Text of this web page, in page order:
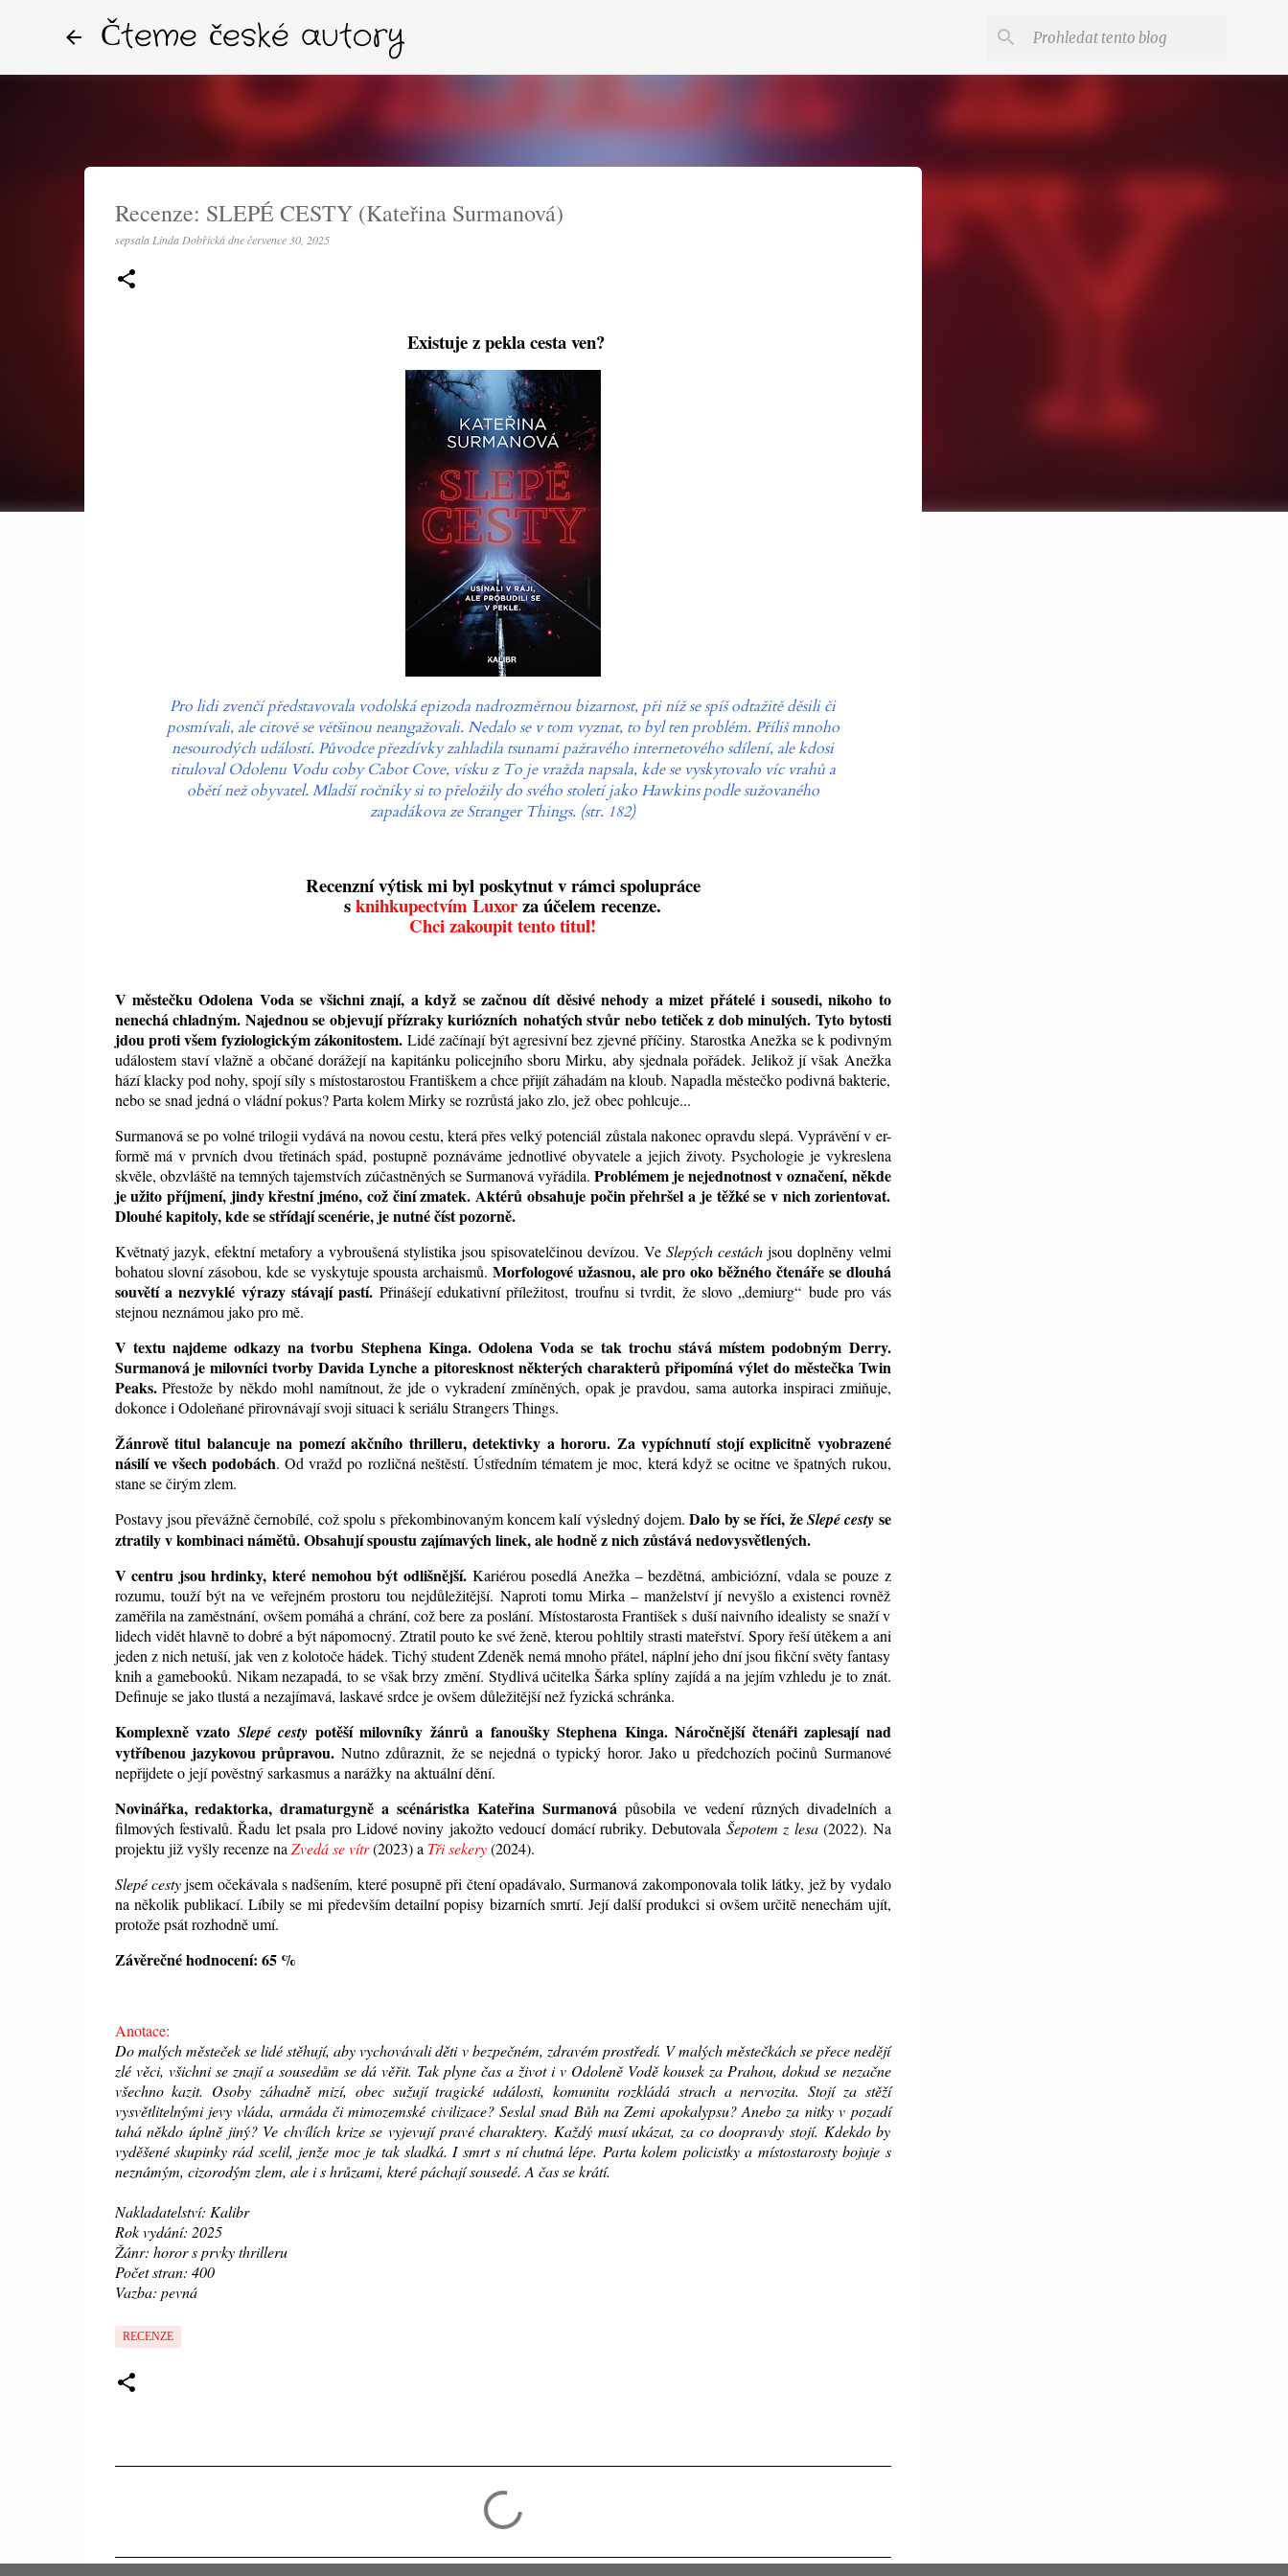
Čteme české autory
Recenze: SLEPÉ CESTY (Kateřina Surmanová)
sepsala Linda Dobřická dnečervence 30, 2025
Existuje z pekla cesta ven?
Pro lidi zvenčí představovala vodolská epizoda nadrozměrnou bizarnost, při níž se spíš odtažitě děsili či
posmívali, ale citově se většinou neangažovali. Nedalo se v tom vyznat, to byl ten problém. Příliš mnoho
nesourodých událostí. Původce přezdívky zahladila tsunami pažravého internetového sdílení, ale kdosi
tituloval Odolenu Vodu coby Cabot Cove, vísku z To je vražda napsala, kde se vyskytovalo víc vrahů a
obětí než obyvatel. Mladší ročníky si to přeložily do svého století jako Hawkins podle sužovaného
zapadákova ze Stranger Things. (str. 182)
Recenzní výtisk mi byl poskytnut v rámci spolupráce
sknihkupectvím Luxorza účelem recenze.
Chci zakoupit tento titul!
V městečku Odolena Voda se všichni znají, a když se začnou dít děsivé nehody a mizet přátelé i sousedi, nikoho to
nenechá chladným. Najednou se objevují přízrakykuriózních nohatých stvůr nebo tetiček z dob minulých. Tyto bytosti
jdou proti všem fyziologickým zákonitostem. Lidé začínají být agresivní bez zjevné příčiny. Starostka Anežka se k podivným
událostem staví vlažně a občané dorážejí na kapitánku policejního sboru Mirku, aby sjednala pořádek. Jelikož jí však Anežka
hází klacky pod nohy, spojí síly s místostarostou Františkem a chce přijít záhadám na kloub. Napadla městečko podivná bakterie,
nebo se snad jedná o vládní pokus? Parta kolem Mirky se rozrůstá jako zlo, jež obec pohlcuje...
Surmanová se po volné trilogii vydává na novou cestu, která přes velký potenciál zůstala nakonec opravdu slepá. Vyprávění v er-
formě má v prvních dvou třetinách spád, postupně poznáváme jednotlivé obyvatele a jejich životy. Psychologie je vykreslena
skvěle, obzvláště na temných tajemstvích zúčastněných se Surmanová vyřádila.Problémem je nejednotnost v označení, někde
je užito příjmení, jindy křestní jméno, což činí zmatek. Aktérů obsahuje počin přehršel a je těžké se v nich zorientovat.
Dlouhé kapitoly, kde se střídají scenérie, je nutné číst pozorně.
Květnatý jazyk, efektní metafory a vybroušená stylistika jsou spisovatelčinou devízou. Ve Slepých cestáchjsou doplněny velmi
bohatou slovní zásobou, kde se vyskytuje spousta archaismů. Morfologové užasnou, ale pro oko běžného čtenáře se dlouhá
souvětí a nezvyklé výrazy stávají pastí. Přinášejí edukativní příležitost, troufnu si tvrdit, že slovo „demiurg“ bude pro vás
stejnou neznámou jako pro mě.
V textu najdeme odkazy na tvorbu Stephena Kinga. Odolena Voda se tak trochu stává místem podobným Derry.
Surmanová je milovníci tvorby Davida Lynche a pitoresknost některých charakterů připomíná výlet do městečka Twin
Peaks.Přestože by někdo mohl namítnout, že jde o vykradení zmíněných, opak je pravdou, sama autorka inspiraci zmiňuje,
dokonce i Odoleňané přirovnávají svoji situaci k seriálu Strangers Things.
Žánrově titul balancuje na pomezí akčního thrilleru, detektivky a hororu. Za vypíchnutí stojí explicitně vyobrazené
násilí ve všech podobách. Od vražd po rozličná neštěstí. Ústředním tématem je moc, která když se ocitne ve špatných rukou,
stane se čirým zlem.
Postavy jsou převážně černobílé, což spolu s překombinovaným koncem kalí výsledný dojem.Dalo by se říci, žeSlepé cesty se
ztratily v kombinaci námětů. Obsahují spoustu zajímavých linek, ale hodně z nich zůstává nedovysvětlených.
V centru jsou hrdinky, které nemohou být odlišnější. Kariérou posedlá Anežka – bezdětná, ambiciózní, vdala se pouze z
rozumu, touží být na ve veřejném prostoru tou nejdůležitější. Naproti tomu Mirka – manželství jí nevyšlo a existenci rovněž
zaměřila na zaměstnání, ovšem pomáhá a chrání, což bere za poslání. Místostarosta František s duší naivního idealisty se snaží v
lidech vidět hlavně to dobré a být nápomocný. Ztratil pouto ke své ženě, kterou pohltily strasti mateřství. Spory řeší útěkem a ani
jeden z nich netuší, jak ven z kolotoče hádek. Tichý student Zdeněk nemá mnoho přátel, náplní jeho dní jsou fikční světy fantasy
knih a gamebooků. Nikam nezapadá, to se všakbrzy změní. Stydlivá učitelka Šárka splíny zajídá a na jejím vzhledu je to znát.
Definuje se jako tlustá a nezajímavá, laskavé srdce je ovšem důležitější než fyzická schránka.
Komplexně vzato Slepé cesty potěší milovníky žánrů a fanoušky Stephena Kinga. Náročnější čtenáři zaplesají nad
vytříbenou jazykovou průpravou. Nutno zdůraznit, že se nejedná o typický horor. Jako u předchozích počinů Surmanové
nepřijdete o její pověstný sarkasmus a narážky na aktuální dění.
Novinářka, redaktorka, dramaturgyně a scénáristka Kateřina Surmanová působila ve vedení různých divadelních a
filmových festivalů. Řadu let psala pro Lidové noviny jakožto vedoucí domácí rubriky. Debutovala Šepotem z lesa(2022). Na
projektu již vyšly recenze na Zvedá se vítr(2023) a Tři sekery(2024).
Slepé cestyjsem očekávala s nadšením, které posupně při čtení opadávalo, Surmanová zakomponovala tolik látky, jež by vydalo
na několik publikací. Líbily se mi především detailní popisy bizarních smrtí. Její další produkci si ovšem určitě nenechám ujít,
protože psát rozhodně umí.
Závěrečné hodnocení: 65 %
Anotace:
Do malých městeček se lidé stěhují, aby vychovávali děti v bezpečném, zdravém prostředí. V malých městečkách se přece nedějí
zlé věci, všichni se znají a sousedům se dá věřit. Tak plyne čas a život i v Odoleně Vodě kousek za Prahou, dokud se nezačne
všechno kazit. Osoby záhadně mizí, obec sužují tragické události, komunitu rozkládá strach a nervozita. Stojí za stěží
vysvětlitelnými jevy vláda, armáda či mimozemské civilizace? Seslal snad Bůh na Zemi apokalypsu? Anebo za nitky v pozadí
tahá někdo úplně jiný? Ve chvílích krize se vyjevují pravé charaktery. Každý musí ukázat, za co doopravdy stojí. Kdekdo by
vyděšené skupinky rád scelil, jenže moc je tak sladká. I smrt s ní chutná lépe. Parta kolem policistky a místostarosty bojuje s
neznámým, cizorodým zlem, ale i s hrůzami, které páchají sousedé. A čas se krátí.
Nakladatelství: Kalibr
Rok vydání: 2025
Žánr: horor s prvky thrilleru
Počet stran: 400
Vazba: pevná
RECENZE